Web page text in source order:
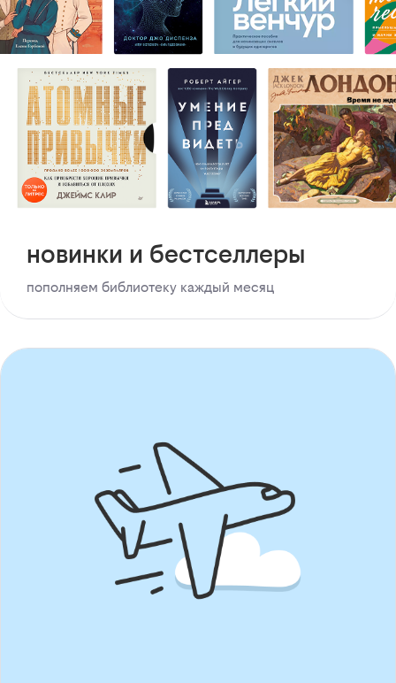
новинки и бестселлеры
пополняем библиотеку каждый месяц